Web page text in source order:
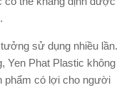
sử dụng nhiều lần.
Yen Phat Plastic không
phẩm có lợi cho người